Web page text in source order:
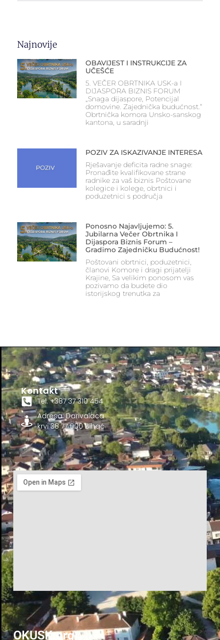
Najnovije
OBAVIJEST I INSTRUKCIJE ZA
UČEŠĆE
5. VEČER OBRTNIKA USK-a I
DIJASPORA BIZNIS FORUM
„Snaga dijaspore, Potencijal
domovine. Zajednička budućnost.“
Obrtnička komora Unsko-sanskog
kantona, u saradnji
POZIV ZA ISKAZIVANJE INTERESA
Rješavanje deficita radne snage:
Pronađite kvalifikovane strane
radnike za vaš biznis Poštovane
kolegice i kolege, obrtnici i
poduzetnici s područja
Ponosno Najavljujemo: 5.
Jubilarna Večer Obrtnika I
Dijaspora Biznis Forum –
Gradimo Zajedničku Budućnost!
Poštovani obrtnici, poduzetnici,
članovi Komore i dragi prijatelji
Krajine, Sa velikim ponosom vas
pozivamo da budete dio
istorijskog trenutka za
OKUSK.org
Kontakt
Tel. +387 37 310 454
Adresa: Darivalaca
krvi 38 77 000 Bihać